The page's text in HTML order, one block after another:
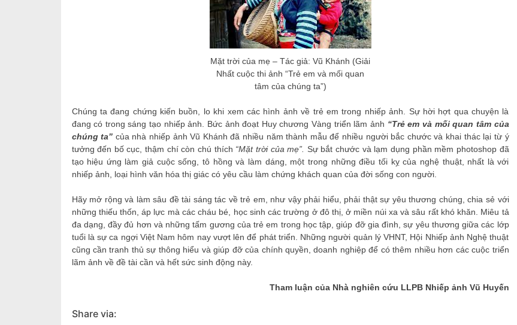
Mặt trời của mẹ – Tác giả: Vũ Khánh (Giải
Nhất cuộc thi ảnh “Trẻ em và mối quan
tâm của chúng ta”)
Chúng ta đang chứng kiến buồn, lo khi xem các hình ảnh về trẻ em trong nhiếp ảnh. Sự hời hợt qua chuyện là
đang có trong sáng tạo nhiếp ảnh. Bức ảnh đoạt Huy chương Vàng triển lãm ảnh “Trẻ em và mối quan tâm của
chúng ta” của nhà nhiếp ảnh Vũ Khánh đã nhiều năm thành mẫu để nhiều người bắc chước và khai thác lại từ ý
tưởng đến bố cục, thậm chí còn chú thích “Mặt trời của mẹ”. Sự bắt chước và lạm dụng phần mềm photoshop đã
tạo hiệu ứng làm giả cuộc sống, tô hồng và làm dáng, một trong những điều tối kỵ của nghệ thuật, nhất là với
nhiếp ảnh, loại hình văn hóa thị giác có yêu cầu làm chứng khách quan của đời sống con người.
Hãy mở rộng và làm sâu đề tài sáng tác về trẻ em, như vậy phải hiểu, phải thật sự yêu thương chúng, chia sẻ với
những thiếu thốn, áp lực mà các cháu bé, học sinh các trường ở đô thị, ở miền núi xa và sâu rất khó khăn. Miêu tả
đa dạng, đầy đủ hơn và những tấm gương của trẻ em trong học tập, giúp đỡ gia đình, sự yêu thương giữa các lớp
tuổi là sự ca ngợi Việt Nam hôm nay vượt lên để phát triển. Những người quản lý VHNT, Hội Nhiếp ảnh Nghệ thuật
cũng cần tranh thủ sự thông hiểu và giúp đỡ của chính quyền, doanh nghiệp để có thêm nhiều hơn các cuộc triển
lãm ảnh về đề tài cần và hết sức sinh động này.
Tham luận của Nhà nghiên cứu LLPB Nhiếp ảnh Vũ Huyến
Share via: